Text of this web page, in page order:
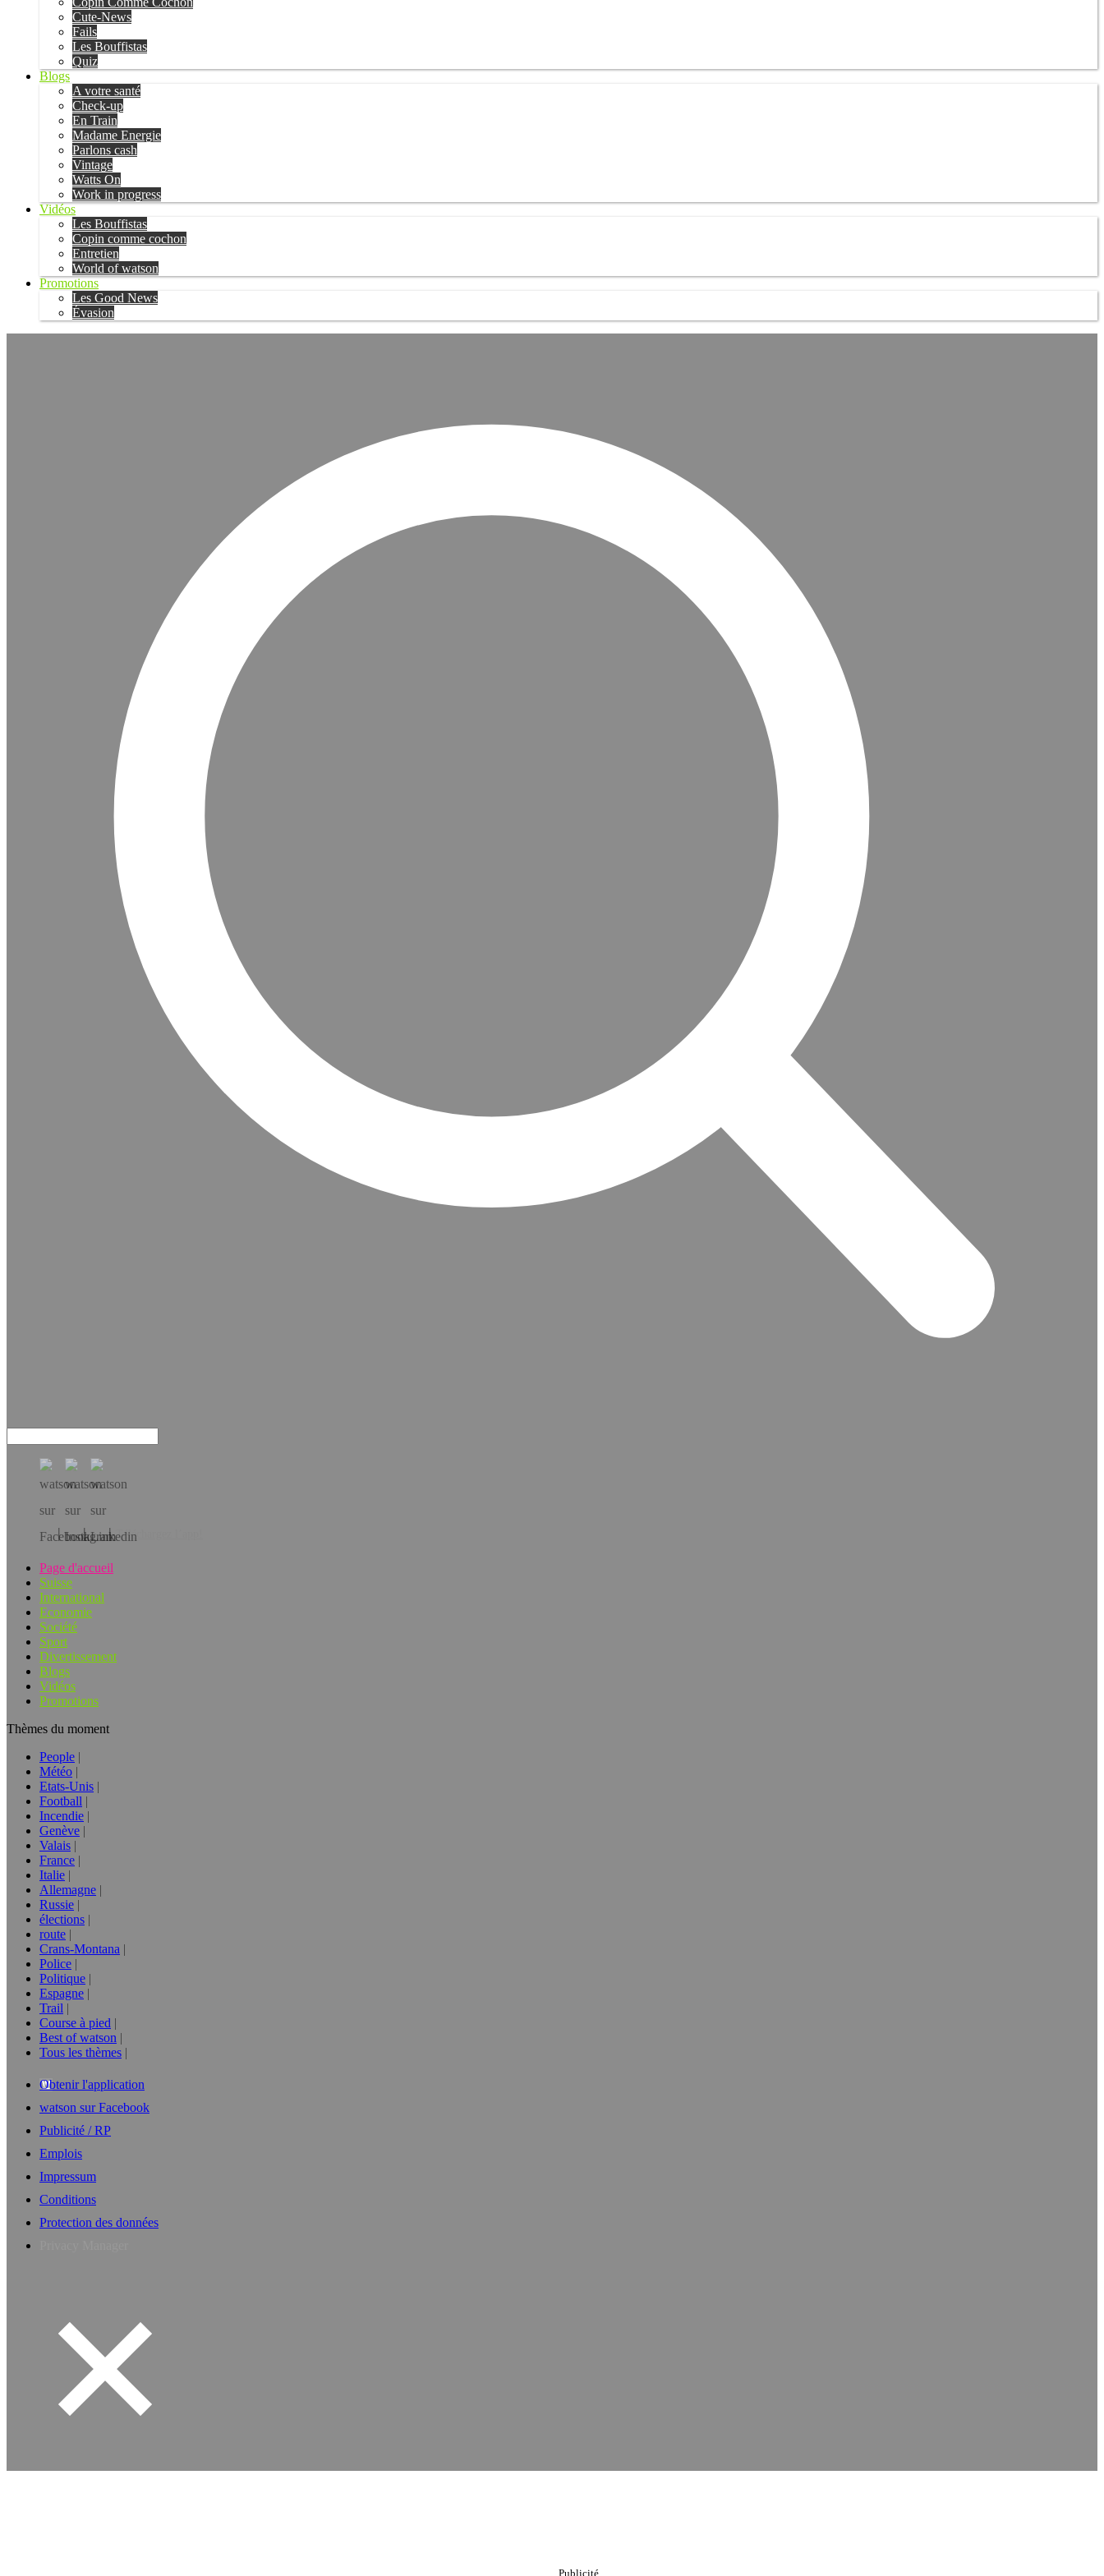
Cute-News
Fails
Les Bouffistas
Quiz
Blogs
A votre santé
Check-up
En Train
Madame Energie
Parlons cash
Vintage
Watts On
Work in progress
Vidéos
Les Bouffistas
Copin comme cochon
Entretien
World of watson
Promotions
Les Good News
Évasion
Téléchargez l’app!
Page d'accueil
Suisse
International
Economie
Société
Sport
Divertissement
Blogs
Vidéos
Promotions
Thèmes du moment
People
Météo
Etats-Unis
Football
Incendie
Genève
Valais
France
Italie
Allemagne
Russie
élections
route
Crans-Montana
Police
Politique
Espagne
Trail
Course à pied
Best of watson
Tous les thèmes
Obtenir l'application
watson sur Facebook
Publicité / RP
Emplois
Impressum
Conditions
Protection des données